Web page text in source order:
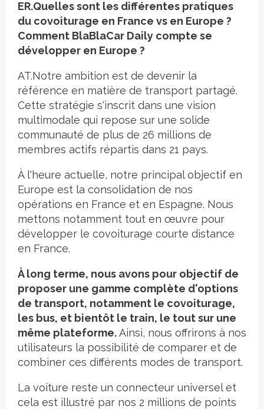
ER.Quelles sont les différentes pratiques
du covoiturage en France vs en Europe ?
Comment BlaBlaCar Daily compte se
développer en Europe ?
AT.Notre ambition est de devenir la
référence en matière de transport partagé.
Cette stratégie s'inscrit dans une vision
multimodale qui repose sur une solide
communauté de plus de 26 millions de
membres actifs répartis dans 21 pays.
À l'heure actuelle, notre principal objectif en
Europe est la consolidation de nos
opérations en France et en Espagne. Nous
mettons notamment tout en œuvre pour
développer le covoiturage courte distance
en France.
À long terme, nous avons pour objectif de
proposer une gamme complète d'options
de transport, notamment le covoiturage,
les bus, et bientôt le train, le tout sur une
même plateforme.Ainsi, nous offrirons à nos
utilisateurs la possibilité de comparer et de
combiner ces différents modes de transport.
La voiture reste un connecteur universel et
cela est illustré par nos 2 millions de points